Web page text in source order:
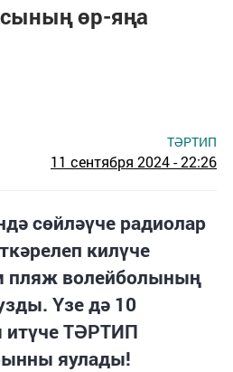
өр-яңа
ТӘРТИП
11 сентября 2024 - 22:26
сөйләүче радиолар
килүче
пляж волейболының
Үзе дә 10
итүче ТӘРТИП
яулады!